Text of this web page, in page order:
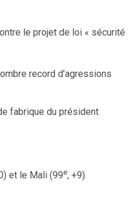
le projet de loi « sécurité
record d’agressions
fabrique du président
et le Mali (99e, +9).